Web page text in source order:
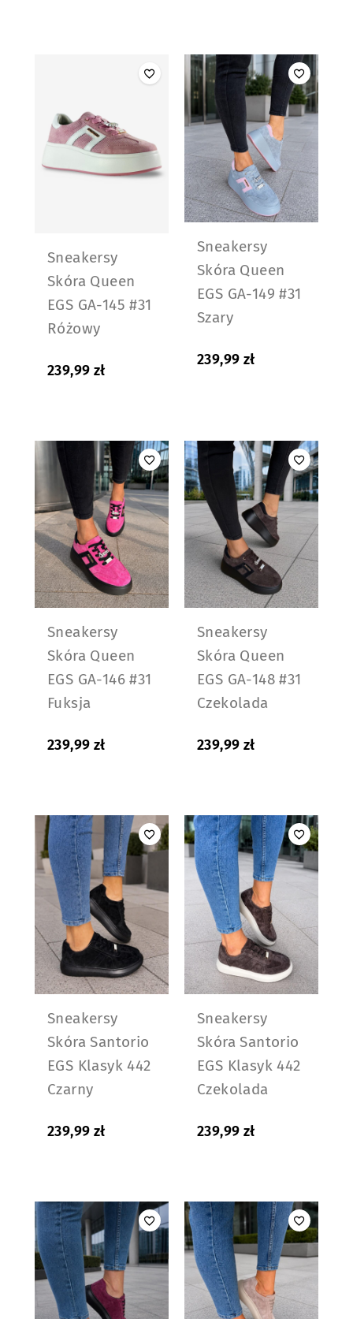
Sneakersy
Skóra Queen
EGS GA-145 #31
Różowy
239,99 zł
Sneakersy
Skóra Queen
EGS GA-149 #31
Szary
239,99 zł
Sneakersy
Skóra Queen
EGS GA-146 #31
Fuksja
239,99 zł
Sneakersy
Skóra Queen
EGS GA-148 #31
Czekolada
239,99 zł
Sneakersy
Skóra Santorio
EGS Klasyk 442
Czarny
239,99 zł
Sneakersy
Skóra Santorio
EGS Klasyk 442
Czekolada
239,99 zł